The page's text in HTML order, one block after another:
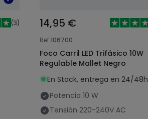
(3)
14,95 €
Ref106700
Foco Carril LED Trifásico 10W
Regulable Mallet Negro
En Stock, entrega en 24/48h
Potencia 10 W
Tensión 220-240V AC